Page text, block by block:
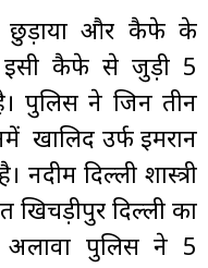
छुड़ाया और कैफे के
इसी कैफे से जुड़ी 5
पुलिस ने जिन तीन
खालिद उर्फ इमरान
नदीम दिल्ली शास्त्री
खिचड़ीपुर दिल्ली का
अलावा पुलिस ने 5